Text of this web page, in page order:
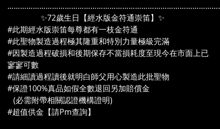
✨72歲生日【經水版金符通崇笛】✨
#此期經水版崇笛每尊都有一枝金符通
#此聖物製造過程極其隆重和特別力量極級完滿
#因製造過程破損和後期保存不當損耗度至現今在市面上已
寥寥可數
#請細讀過程讀後就明白師父用心製造此批聖物
#保證100%真品如假全數退回另加賠償金
(必需附帶相關認證機構證明)
#超值供金【請Pm查詢】